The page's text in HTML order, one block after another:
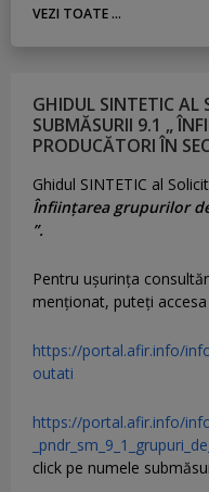
VEZI TOATE ...
GHIDUL SINTETIC AL
SUBMĂSURII 9.1 „
PRODUCĂTORI ÎN
Ghidul SINTETIC al
Înființarea grupurilor
”.
Pentru uşurinţa
menţionat, puteţi
https://portal.afir.info/
outati
https://portal.afir.info/
click pe numele